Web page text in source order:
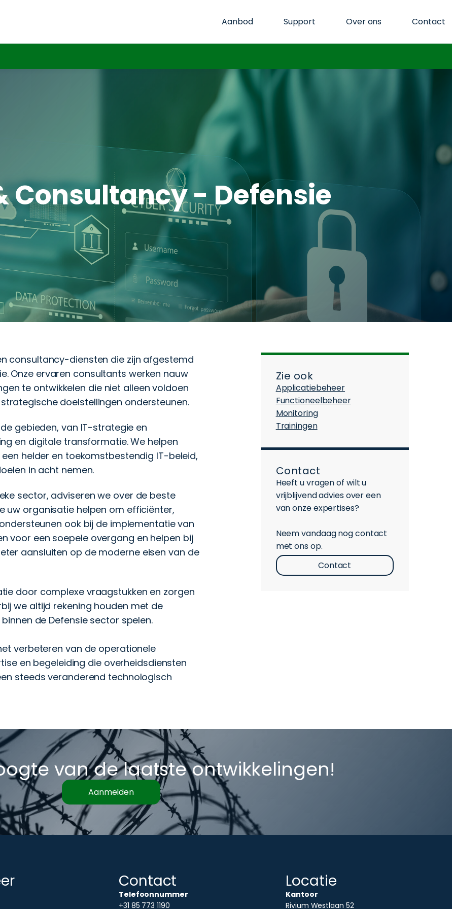
Aanbod
Support Over ons Contact
Consultancy - Defensie
consultancy-diensten die zijn afgestemd
Onze ervaren consultants werken nauw
te ontwikkelen die niet alleen voldoen
doelstellingen ondersteunen.
gebieden, van IT-strategie en
en digitale transformatie. We helpen
helder en toekomstbestendig IT-beleid,
in acht nemen.
sector, adviseren we over de beste
uw organisatie helpen om efficiënter,
ook bij de implementatie van
voor een soepele overgang en helpen bij
aansluiten op de moderne eisen van de
door complexe vraagstukken en zorgen
we altijd rekening houden met de
de Defensie sector spelen.
verbeteren van de operationele
en begeleiding die overheidsdiensten
steeds veranderend technologisch
Zie ook
Applicatiebeheer
Functioneelbeheer
Monitoring
Trainingen
Contact
Heeft u vragen of wilt u
vrijblijvend advies over een
van onze expertises?
Neem vandaag nog contact
met ons op.
Contact
van de laatste ontwikkelingen!
Aanmelden
Contact
Telefoonnummer
+31 85 773 1190
Locatie
Kantoor
Rivium Westlaan 52